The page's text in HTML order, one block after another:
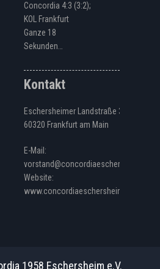
Concordia 4:3 (3:2);
KOL Frankfurt
Ganze 18
Sekunden…
Kontakt
Eschersheimer Landstraße 328
60320 Frankfurt am Main
E-Mail:
vorstand@concordiaeschersheim.de
Website:
www.concordiaeschersheim.de
1958 Eschersheim e.V.